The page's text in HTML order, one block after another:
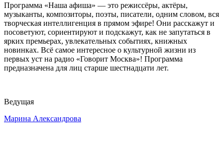
Программа «Наша афиша» — это режиссёры, актёры,
музыканты, композиторы, поэты, писатели, одним словом, вся
творческая интеллигенция в прямом эфире! Они расскажут и
посоветуют, сориентируют и подскажут, как не запутаться в
ярких премьерах, увлекательных событиях, книжных
новинках. Всё самое интересное о культурной жизни из
первых уст на радио «Говорит Москва»! Программа
предназначена для лиц старше шестнадцати лет.
Ведущая
Марина Александрова